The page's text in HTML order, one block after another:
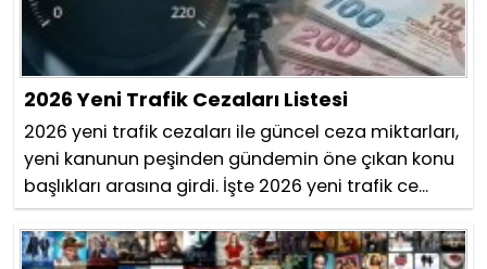
2026 Yeni Trafik Cezaları Listesi
2026 yeni trafik cezaları ile güncel ceza miktarları,
yeni kanunun peşinden gündemin öne çıkan konu
başlıkları arasına girdi. İşte 2026 yeni trafik ce...